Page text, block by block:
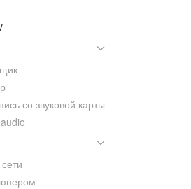
со звуковой карты